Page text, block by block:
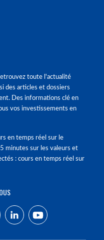
toute l'actualité
des articles et dossiers
Des informations clé en
vos investissements en
en temps réel sur le
minutes sur les valeurs et
: cours en temps réel sur